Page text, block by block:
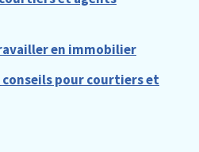
en immobilier
pour courtiers et